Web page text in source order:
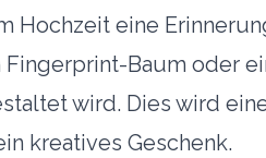
Hochzeit eine
Baum oder
wird. Dies wird
kreatives Geschenk.